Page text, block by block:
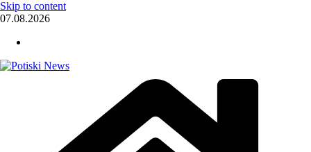
Skip to content
07.08.2026